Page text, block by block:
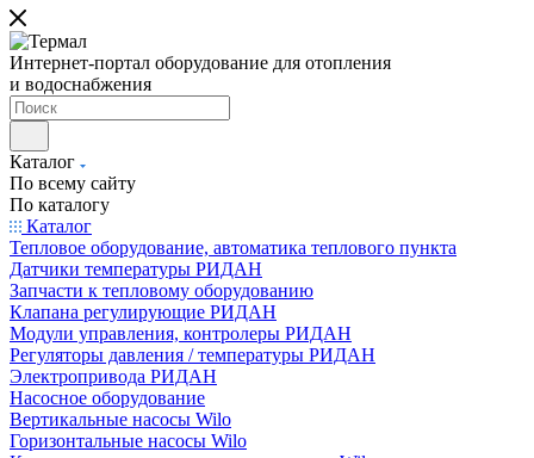
Интернет-портал оборудование для отопления
и водоснабжения
Каталог
По всему сайту
По каталогу
Каталог
Тепловое оборудование, автоматика теплового пункта
Датчики температуры РИДАН
Запчасти к тепловому оборудованию
Клапана регулирующие РИДАН
Модули управления, контролеры РИДАН
Регуляторы давления / температуры РИДАН
Электропривода РИДАН
Насосное оборудование
Вертикальные насосы Wilo
Горизонтальные насосы Wilo